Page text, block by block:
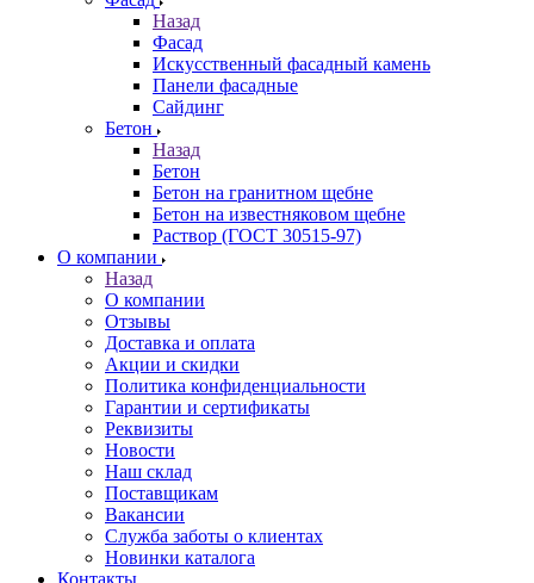
Назад
Фасад
Искусственный фасадный камень
Панели фасадные
Сайдинг
Бетон
Назад
Бетон
Бетон на гранитном щебне
Бетон на известняковом щебне
Раствор (ГОСТ 30515-97)
О компании
Назад
О компании
Отзывы
Доставка и оплата
Акции и скидки
Политика конфиденциальности
Гарантии и сертификаты
Реквизиты
Новости
Наш склад
Поставщикам
Вакансии
Служба заботы о клиентах
Новинки каталога